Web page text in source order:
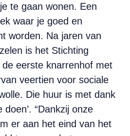
te gaan wonen. Een
waar je goed en
worden. Na ­jaren van
is het Stichting
eerste knarrenhof met
veertien voor sociale
Die huur is met dank
doen’. “Dankzij onze
er aan het eind van het